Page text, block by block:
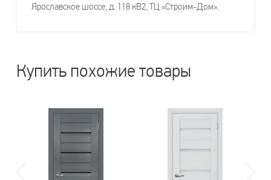
Ярославское шоссе, д. 118 кВ2, ТЦ «Строим-Дом».
Купить похожие товары